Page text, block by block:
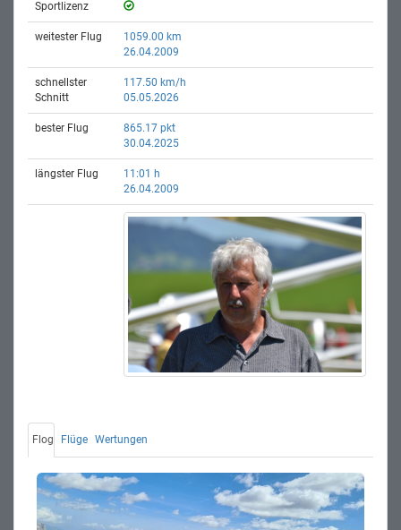
Sportlizenz
weitester Flug
1059.00 km
26.04.2009
schnellster
Schnitt
117.50 km/h
05.05.2026
bester Flug
865.17 pkt
30.04.2025
längster Flug
11:01 h
26.04.2009
Flog Flüge Wertungen